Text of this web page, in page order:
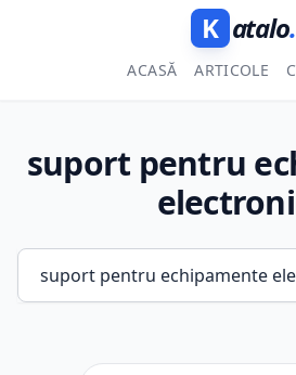
K atalo.
ACASĂ ARTICOLE
suport pentru